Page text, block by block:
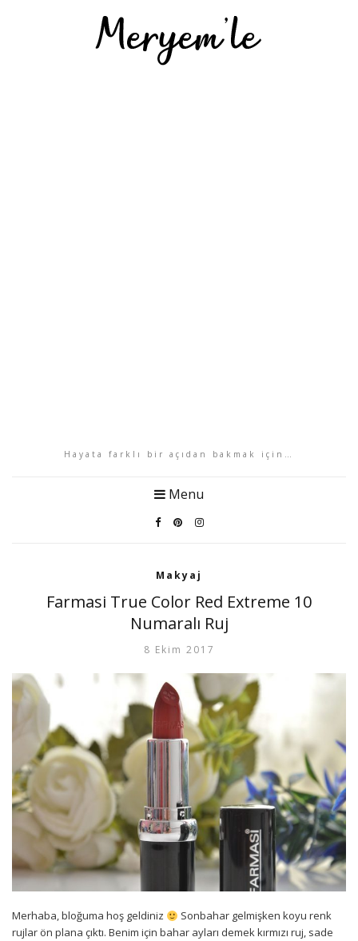
Hayata farklı bir açıdan bakmak için…
Menu
Makyaj
Farmasi True Color Red Extreme 10
Numaralı Ruj
8 Ekim 2017
Merhaba, bloğuma hoş geldiniz
Sonbahar gelmişken koyu renk
rujlar ön plana çıktı. Benim için bahar ayları demek kırmızı ruj, sade